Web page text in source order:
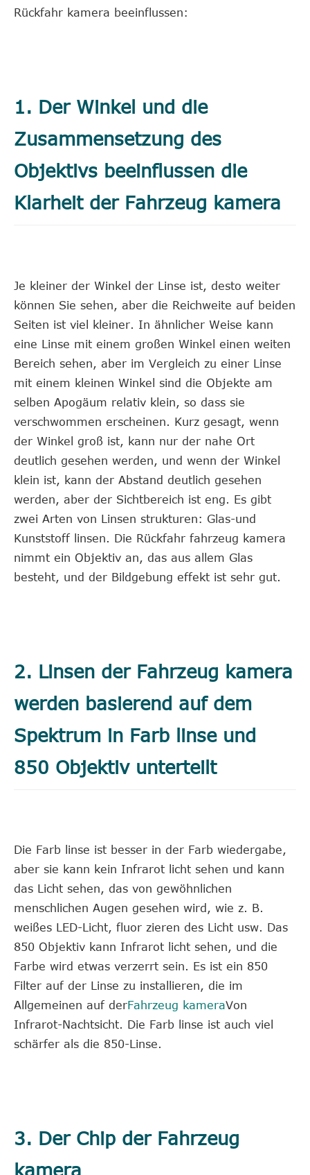
Rückfahr kamera beeinflussen:
1. Der Winkel und die
Zusammensetzung des
Objektivs beeinflussen die
Klarheit der Fahrzeug kamera
Je kleiner der Winkel der Linse ist, desto weiter
können Sie sehen, aber die Reichweite auf beiden
Seiten ist viel kleiner. In ähnlicher Weise kann
eine Linse mit einem großen Winkel einen weiten
Bereich sehen, aber im Vergleich zu einer Linse
mit einem kleinen Winkel sind die Objekte am
selben Apogäum relativ klein, so dass sie
verschwommen erscheinen. Kurz gesagt, wenn
der Winkel groß ist, kann nur der nahe Ort
deutlich gesehen werden, und wenn der Winkel
klein ist, kann der Abstand deutlich gesehen
werden, aber der Sichtbereich ist eng. Es gibt
zwei Arten von Linsen strukturen: Glas-und
Kunststoff linsen. Die Rückfahr fahrzeug kamera
nimmt ein Objektiv an, das aus allem Glas
besteht, und der Bildgebung effekt ist sehr gut.
2. Linsen der Fahrzeug kamera
werden basierend auf dem
Spektrum in Farb linse und
850 Objektiv unterteilt
Die Farb linse ist besser in der Farb wiedergabe,
aber sie kann kein Infrarot licht sehen und kann
das Licht sehen, das von gewöhnlichen
menschlichen Augen gesehen wird, wie z. B.
weißes LED-Licht, fluor zieren des Licht usw. Das
850 Objektiv kann Infrarot licht sehen, und die
Farbe wird etwas verzerrt sein. Es ist ein 850
Filter auf der Linse zu installieren, die im
Allgemeinen auf derFahrzeug kameraVon
Infrarot-Nachtsicht. Die Farb linse ist auch viel
schärfer als die 850-Linse.
3. Der Chip der Fahrzeug
kamera